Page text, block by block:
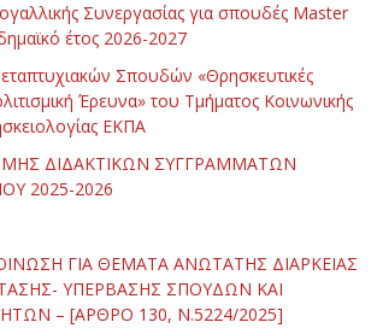
Συνεργασίας για σπουδές Master
έτος 2026-2027
Σπουδών «Θρησκευτικές
Έρευνα» του Τμήματος Κοινωνικής
ΕΚΠΑ
ΔΙΔΑΚΤΙΚΩΝ ΣΥΓΓΡΑΜΜΑΤΩΝ
2025-2026
ΓΙΑ ΘΕΜΑΤΑ ΑΝΩΤΑΤΗΣ ΔΙΑΡΚΕΙΑΣ
ΥΠΕΡΒΑΣΗΣ ΣΠΟΥΔΩΝ ΚΑΙ
– [ΑΡΘΡΟ 130, Ν.5224/2025]